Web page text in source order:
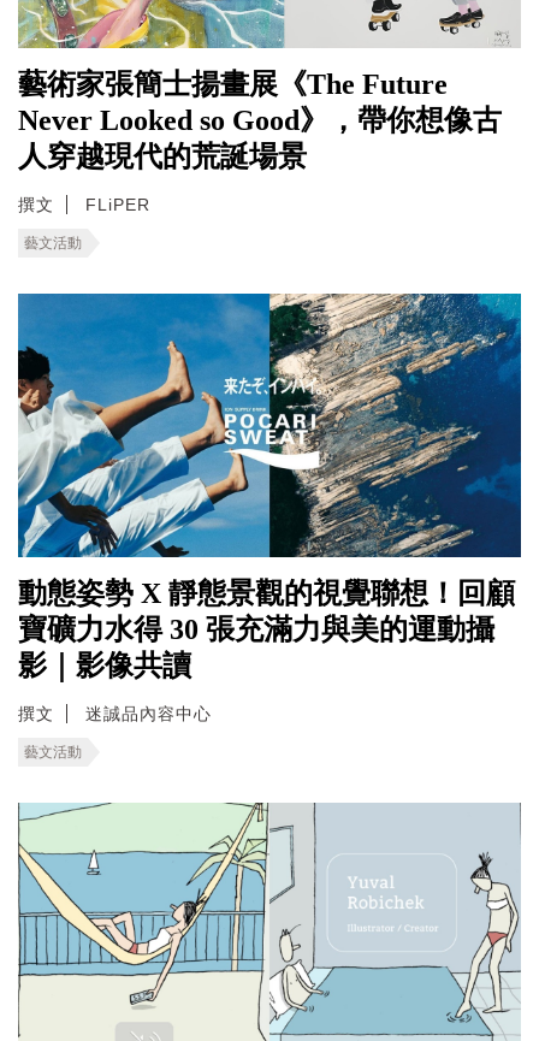
藝術家張簡士揚畫展《The Future
Never Looked so Good》，帶你想像古
人穿越現代的荒誕場景
撰文 FLiPER
藝文活動
動態姿勢 X 靜態景觀的視覺聯想！回顧
寶礦力水得 30 張充滿力與美的運動攝
影｜影像共讀
撰文 迷誠品內容中心
藝文活動